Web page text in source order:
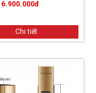
6.900.000đ
Chi tiết